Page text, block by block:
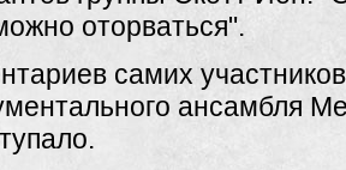
оторваться".
самих
ансамбля